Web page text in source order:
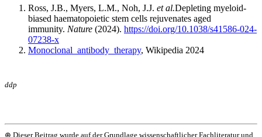
Ross, J.B., Myers, L.M., Noh, J.J. et al.Depleting myeloid-
biased haematopoietic stem cells rejuvenates aged
immunity. Nature (2024). https://doi.org/10.1038/s41586-024-
07238-x
Monoclonal_antibody_therapy, Wikipedia 2024
ddp
⊕ Dieser Beitrag wurde auf der Grundlage wissenschaftlicher Fachliteratur und